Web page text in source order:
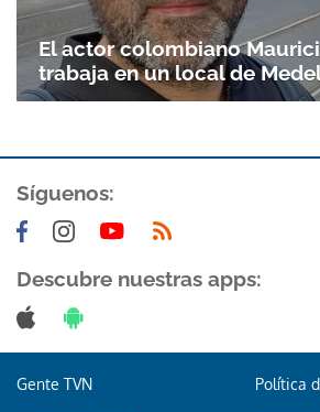
El actor colombiano
trabaja en un local de
Síguenos:
Descubre nuestras apps:
Gente TVN Política